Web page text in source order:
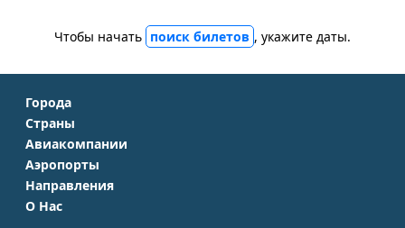
Чтобы начать поиск билетов , укажите даты.
Города
Москва
Санкт-Петербург
Симферополь
Краснодар
Страны
Крым
Турция
Таиланд
Авиакомпании
Аэрофлот
S7 Airlines
Аэропорты
Домодедово
Шереметьево
Направления
Москва - Сочи
О Нас